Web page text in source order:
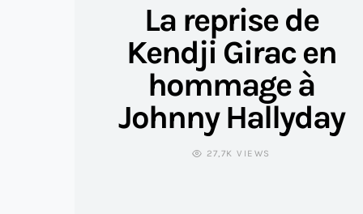
La reprise de
Kendji Girac en
hommage à
Johnny Hallyday
27,7K VIEWS